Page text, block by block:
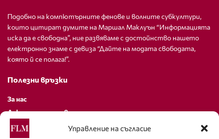
Управление на съгласие
Подобно на компютърните фенове и волните субкултури,
които цитират думите на Маршал Маклуън “Информацията
иска да е свободна”, ние развяваме с достойнство нашето
електронно знаме с девиза “Дайте на модата свободата,
която й се полага!”.
Полезни връзки
За нас
Декларация за поверителност
Политика за бисквитки